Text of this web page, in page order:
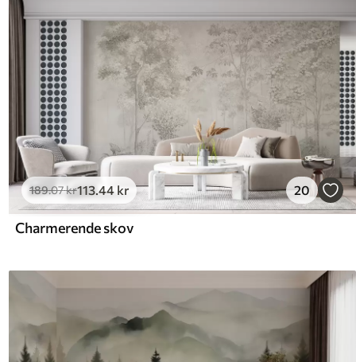
189.07kr113.44 kr 20
Charmerende skov